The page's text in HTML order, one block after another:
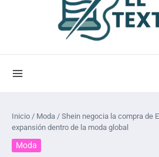
Inicio / Moda / Shein negocia la compra de
expansión dentro de la moda global
Moda